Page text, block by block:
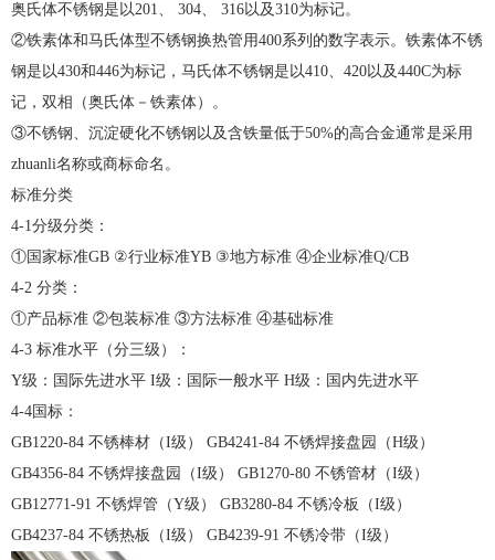
奥氏体不锈钢是以201、 304、 316以及310为标记。
②铁素体和马氏体型不锈钢换热管用400系列的数字表示。铁素体不锈
钢是以430和446为标记，马氏体不锈钢是以410、420以及440C为标
记，双相（奥氏体－铁素体）。
③不锈钢、沉淀硬化不锈钢以及含铁量低于50%的高合金通常是采用
zhuanli名称或商标命名。
标准分类
4-1分级分类：
①国家标准GB ②行业标准YB ③地方标准 ④企业标准Q/CB
4-2 分类：
①产品标准 ②包装标准 ③方法标准 ④基础标准
4-3 标准水平（分三级）：
Y级：国际先进水平 I级：国际一般水平 H级：国内先进水平
4-4国标：
GB1220-84 不锈棒材（I级） GB4241-84 不锈焊接盘园（H级）
GB4356-84 不锈焊接盘园（I级） GB1270-80 不锈管材（I级）
GB12771-91 不锈焊管（Y级） GB3280-84 不锈冷板（I级）
GB4237-84 不锈热板（I级） GB4239-91 不锈冷带（I级）